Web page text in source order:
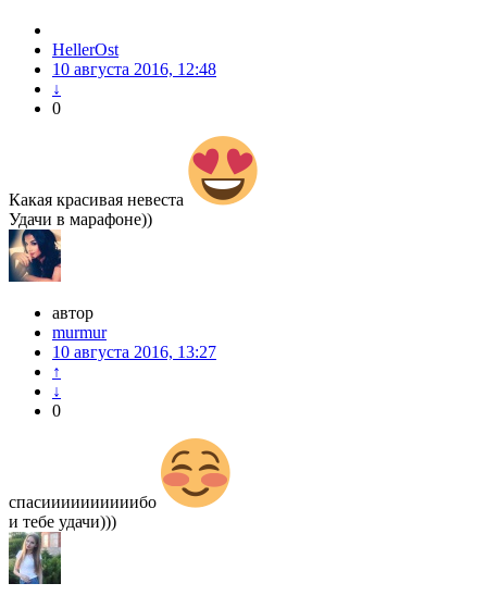
HellerOst
10 августа 2016, 12:48
↓
0
Какая красивая невеста
Удачи в марафоне))
автор
murmur
10 августа 2016, 13:27
↑
↓
0
спасиииииииииибо
и тебе удачи)))